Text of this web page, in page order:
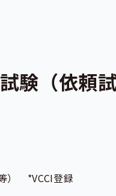
験（依頼試
） *VCCI登録